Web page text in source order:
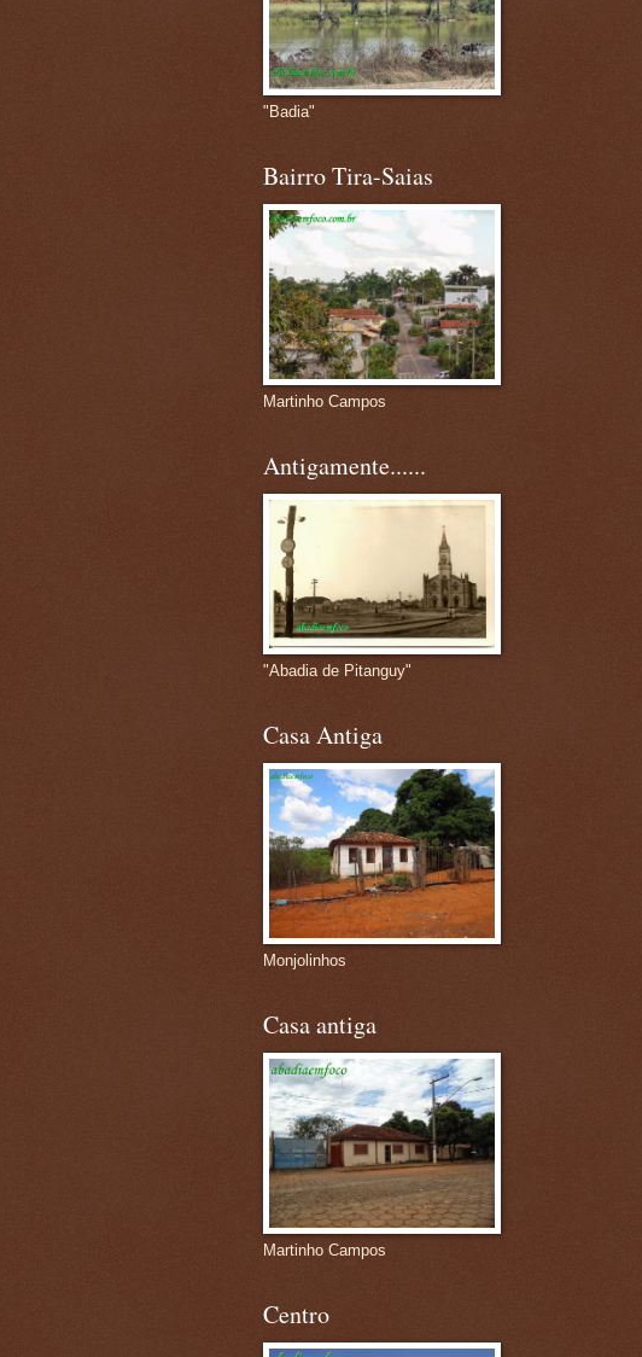
"Badia"
Bairro Tira-Saias
Martinho Campos
Antigamente......
"Abadia de Pitanguy"
Casa Antiga
Monjolinhos
Casa antiga
Martinho Campos
Centro